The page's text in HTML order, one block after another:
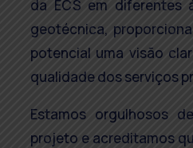
da ECS em diferentes
geotécnica,
potencial uma visão
qualidade dos serviços
Estamos orgulhosos
projeto e acreditamos